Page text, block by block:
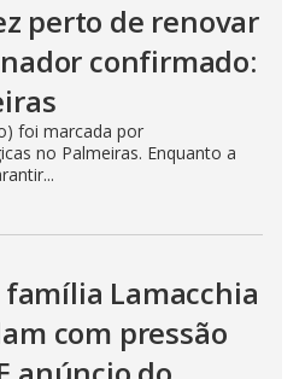
perto de renovar
confirmado:
foi marcada por
no Palmeiras. Enquanto a
família Lamacchia
com pressão